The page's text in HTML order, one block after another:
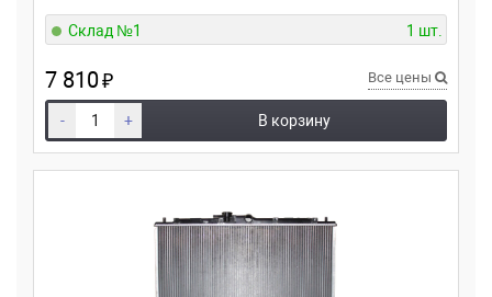
Склад №1 1 шт.
7 810₽ Все цены
- + В корзину